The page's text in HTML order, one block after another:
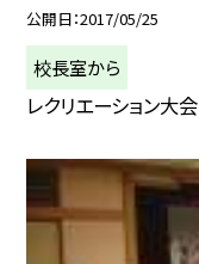
公開日 2017/05/25
校長室から
レクリエーション大会